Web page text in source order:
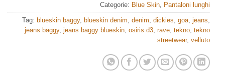
Categorie: Blue Skin Pantaloni lunghi
Tag: blueskin baggy, blueskin denim denim dickies goa jeans
jeans baggy, jeans baggy blueskin osiris d3 rave tekno tekno
streetwear, velluto